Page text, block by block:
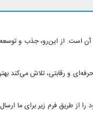
از این‌رو، جذب و توسعه
و رقابتی، تلاش می‌کند
طریق فرم زیر برای ما